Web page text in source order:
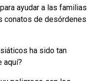
ayudar a las familias
conatos de desórdenes
ha sido tan
aquí?